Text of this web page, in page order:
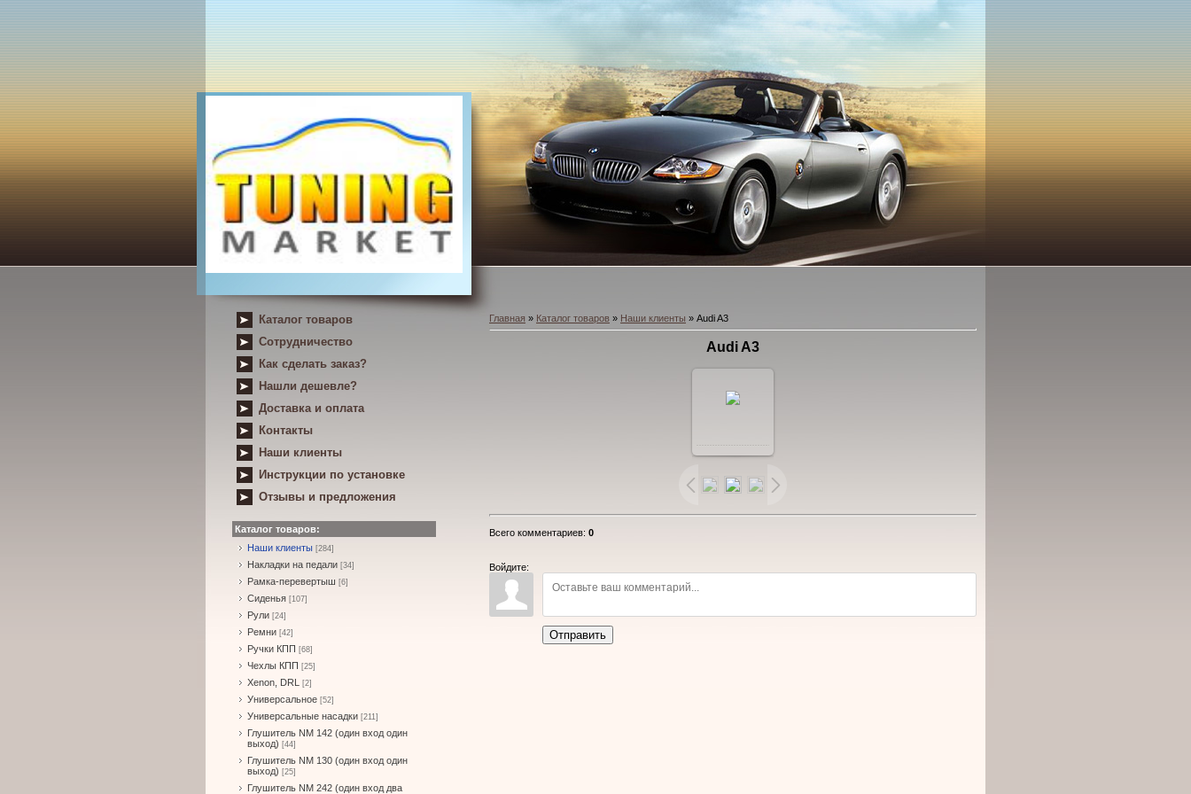
Каталог товаров
Сотрудничество
Как сделать заказ?
Нашли дешевле?
Доставка и оплата
Контакты
Наши клиенты
Инструкции по установке
Отзывы и предложения
Каталог товаров:
Наши клиенты [284]
Накладки на педали [34]
Рамка-перевертыш [6]
Сиденья [107]
Рули [24]
Ремни [42]
Ручки КПП [68]
Чехлы КПП [25]
Xenon, DRL [2]
Универсальное [52]
Универсальные насадки [211]
Глушитель NM 142 (один вход один
выход) [44]
Глушитель NM 130 (один вход один
выход) [25]
Глушитель NM 242 (один вход два
Главная » Каталог товаров » Наши клиенты » Audi A3
Audi A3
размере
Всего комментариев: 0
Войдите:
Отправить